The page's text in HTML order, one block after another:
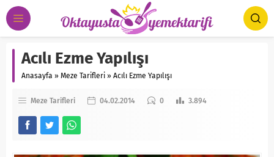
Acılı Ezme Yapılışı
Anasayfa » Meze Tarifleri » Acılı Ezme Yapılışı
Meze Tarifleri 04.02.2014 0 3.894